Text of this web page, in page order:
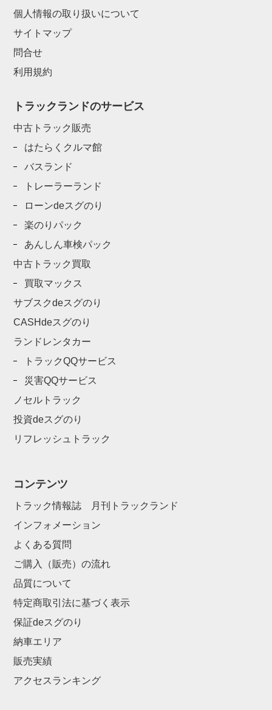
個人情報の取り扱いについて
サイトマップ
問合せ
利用規約
トラックランドのサービス
中古トラック販売
はたらくクルマ館
バスランド
トレーラーランド
ローンdeスグのり
楽のりパック
あんしん車検パック
中古トラック買取
買取マックス
サブスクdeスグのり
CASHdeスグのり
ランドレンタカー
トラックQQサービス
災害QQサービス
ノセルトラック
投資deスグのり
リフレッシュトラック
コンテンツ
トラック情報誌 月刊トラックランド
インフォメーション
よくある質問
ご購入（販売）の流れ
品質について
特定商取引法に基づく表示
保証deスグのり
納車エリア
販売実績
アクセスランキング